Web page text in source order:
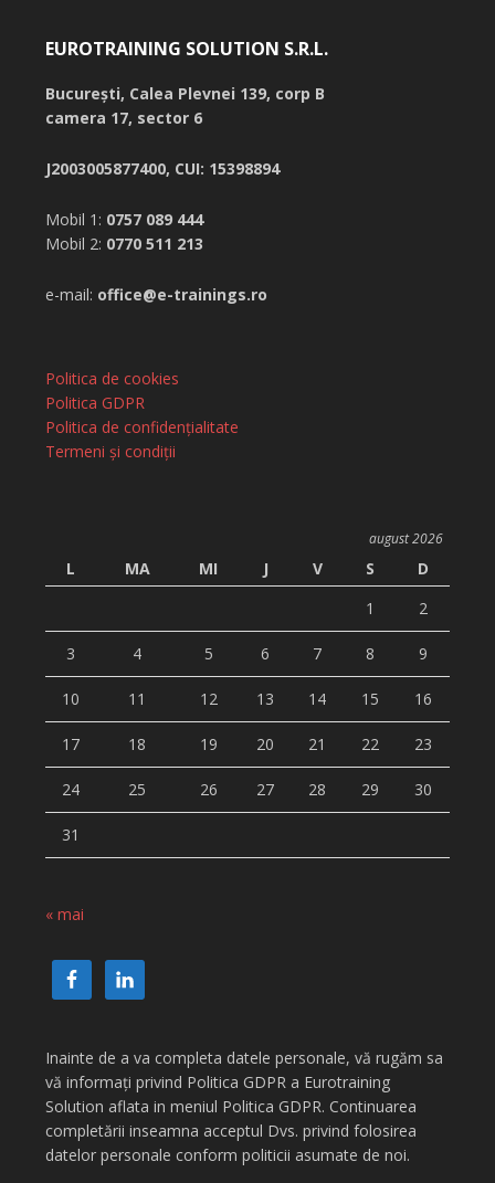
EUROTRAINING SOLUTION S.R.L.
București, Calea Plevnei 139, corp B
camera 17, sector 6
J2003005877400, CUI: 15398894
Mobil 1: 0757 089 444
Mobil 2: 0770 511 213
e-mail: office@e-trainings.ro
Politica de cookies
Politica GDPR
Politica de confidențialitate
Termeni și condiții
august 2026
L MA MI J V S
D
1
2
3 4 5 6 7 8 9
10 11 12 13 14 15 16
17 18 19 20 21 22 23
24 25 26 27 28 29 30
31
« mai
Inainte de a va completa datele personale, vă rugăm sa
vă informați privind Politica GDPR a Eurotraining
Solution aflata in meniul Politica GDPR. Continuarea
completării inseamna acceptul Dvs. privind folosirea
datelor personale conform politicii asumate de noi.